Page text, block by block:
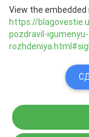
View the embedded
https://
pozdravil-